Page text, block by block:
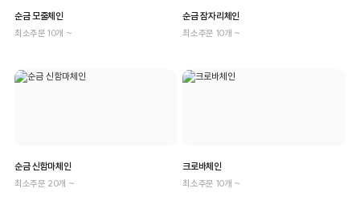
순금 모줄체인
최소주문 10개 ~
순금 잠자리체인
최소주문 10개 ~
순금 신함마체인
최소주문 20개 ~
크로바체인
최소주문 10개 ~